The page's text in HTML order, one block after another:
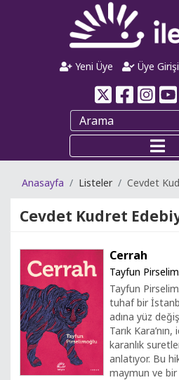
Yeni Üye Üye Girişi
Anasayfa Listeler Cevdet
Cevdet Kudret
Cerrah
Tayfun
Tayfun
tuhaf bir
adına yüz
Tarık
karanlık
anlatıyor. Bu
maymun ve